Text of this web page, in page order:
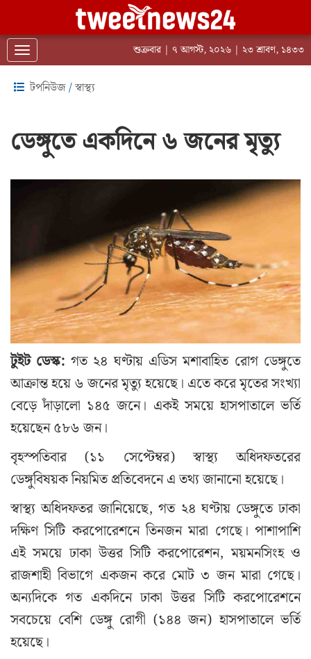
Toggle navigation শুক্রবার | ৭ আগস্ট, ২০২৬ | ২৩ শ্রাবণ, ১৪৩৩
টপনিউজ/স্বাস্থ্য
ডেঙ্গুতে একদিনে ৬ জনের মৃত্যু
টুইট ডেস্ক: গত ২৪ ঘণ্টায় এডিস মশাবাহিত রোগ ডেঙ্গুতে
আক্রান্ত হয়ে ৬ জনের মৃত্যু হয়েছে। এতে করে মৃতের সংখ্যা
বেড়ে দাঁড়ালো ১৪৫ জনে। একই সময়ে হাসপাতালে ভর্তি
হয়েছেন ৫৮৬ জন।
বৃহস্পতিবার (১১ সেপ্টেম্বর) স্বাস্থ্য অধিদফতরের
ডেঙ্গুবিষয়ক নিয়মিত প্রতিবেদনে এ তথ্য জানানো হয়েছে।
স্বাস্থ্য অধিদফতর জানিয়েছে, গত ২৪ ঘণ্টায় ডেঙ্গুতে ঢাকা
দক্ষিণ সিটি করপোরেশনে তিনজন মারা গেছে। পাশাপাশি
এই সময়ে ঢাকা উত্তর সিটি করপোরেশন, ময়মনসিংহ ও
রাজশাহী বিভাগে একজন করে মোট ৩ জন মারা গেছে।
অন্যদিকে গত একদিনে ঢাকা উত্তর সিটি করপোরেশনে
সবচেয়ে বেশি ডেঙ্গু রোগী (১৪৪ জন) হাসপাতালে ভর্তি
হয়েছে।